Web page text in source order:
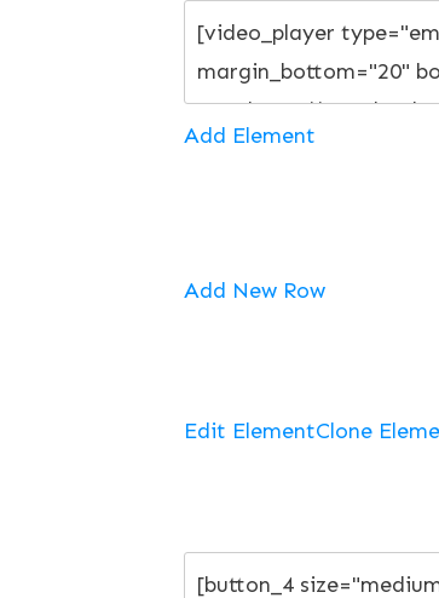
Add Element
Add New Row
Edit ElementClone